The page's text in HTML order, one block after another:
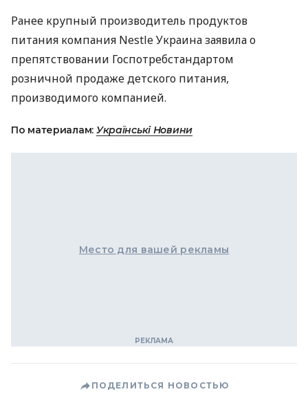
Ранее крупный производитель продуктов
питания компания Nestle Украина заявила о
препятствовании Госпотребстандартом
розничной продаже детского питания,
производимого компанией.
По материалам: Українські Новини
Место для вашей рекламы
ПОДЕЛИТЬСЯ НОВОСТЬЮ